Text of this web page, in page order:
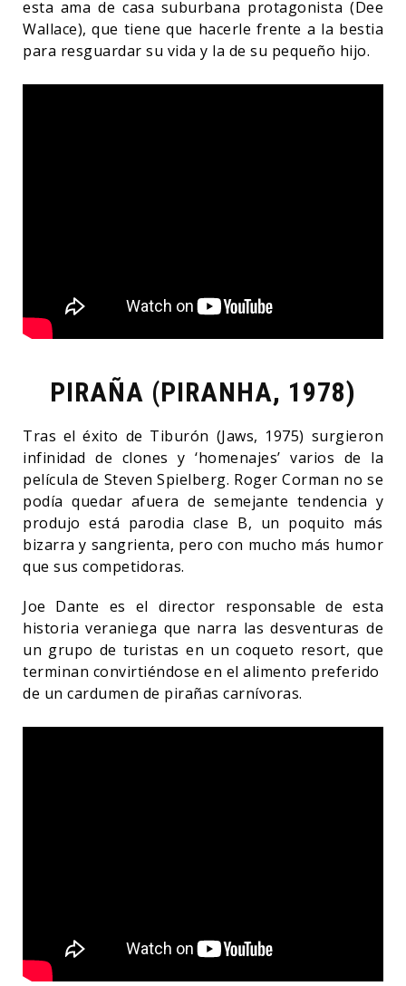
esta ama de casa suburbana protagonista (Dee
Wallace), que tiene que hacerle frente a la bestia
para resguardar su vida y la de su pequeño hijo.
PIRAÑA (PIRANHA, 1978)
Tras el éxito de Tiburón (Jaws, 1975) surgieron
infinidad de clones y ‘homenajes’ varios de la
película de Steven Spielberg. Roger Corman no se
podía quedar afuera de semejante tendencia y
produjo está parodia clase B, un poquito más
bizarra y sangrienta, pero con mucho más humor
que sus competidoras.
Joe Dante es el director responsable de esta
historia veraniega que narra las desventuras de
un grupo de turistas en un coqueto resort, que
terminan convirtiéndose en el alimento preferido
de un cardumen de pirañas carnívoras.